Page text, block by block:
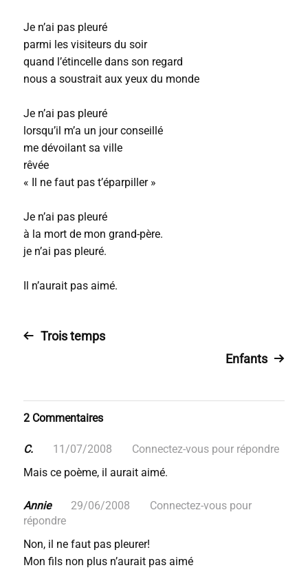
Je n’ai pas pleuré
parmi les visiteurs du soir
quand l’étincelle dans son regard
nous a soustrait aux yeux du monde
Je n’ai pas pleuré
lorsqu’il m’a un jour conseillé
me dévoilant sa ville
rêvée
« Il ne faut pas t’éparpiller »
Je n’ai pas pleuré
à la mort de mon grand-père.
je n’ai pas pleuré.
Il n’aurait pas aimé.
Trois temps
Enfants
2 Commentaires
C. 11/07/2008
Connectez-vous pour répondre
Mais ce poème, il aurait aimé.
Annie 29/06/2008
Connectez-vous pour
répondre
Non, il ne faut pas pleurer!
Mon fils non plus n’aurait pas aimé